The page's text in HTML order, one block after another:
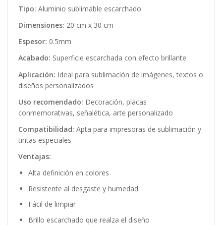
Tipo: Aluminio sublimable escarchado
Dimensiones: 20 cm x 30 cm
Espesor: 0.5mm
Acabado: Superficie escarchada con efecto brillante
Aplicación: Ideal para sublimación de imágenes, textos o
diseños personalizados
Uso recomendado: Decoración, placas
conmemorativas, señalética, arte personalizado
Compatibilidad: Apta para impresoras de sublimación y
tintas especiales
Ventajas:
Alta definición en colores
Resistente al desgaste y humedad
Fácil de limpiar
Brillo escarchado que realza el diseño